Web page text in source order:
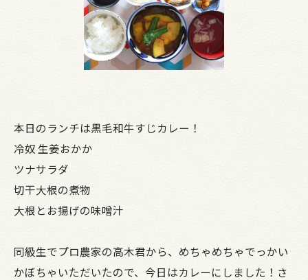
本日のランチは黒毛和牛すじカレー！
冷奴 生姜おかか
ツナサラダ
切干大根の煮物
大根とお揚げの味噌汁
同級生でプロ農家の高木君から、めちゃめちゃでっかい
かぼちゃいただいたので、今日はカレーにしました！さ